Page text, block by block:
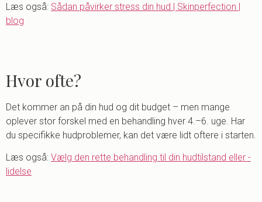
Læs også: Sådan påvirker stress din hud | Skinperfection |
blog
Hvor ofte?
Det kommer an på din hud og dit budget – men mange
oplever stor forskel med en behandling hver 4.–6. uge. Har
du specifikke hudproblemer, kan det være lidt oftere i starten.
Læs også: Vælg den rette behandling til din hudtilstand eller -
lidelse